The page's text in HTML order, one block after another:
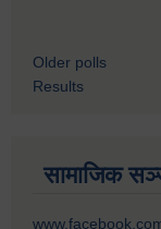
Older polls
Results
सामाजिक